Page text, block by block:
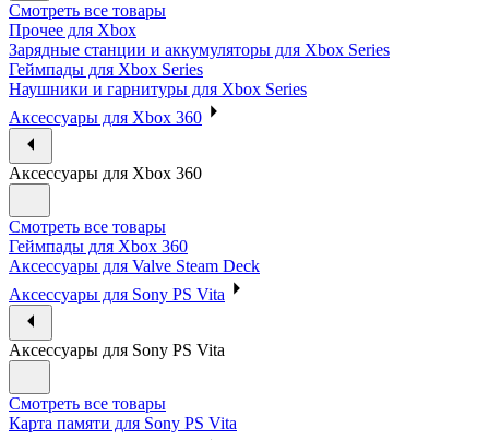
Смотреть все товары
Прочее для Xbox
Зарядные станции и аккумуляторы для Xbox Series
Геймпады для Xbox Series
Наушники и гарнитуры для Xbox Series
Аксессуары для Xbox 360
Аксессуары для Xbox 360
Смотреть все товары
Геймпады для Xbox 360
Аксессуары для Valve Steam Deck
Аксессуары для Sony PS Vita
Аксессуары для Sony PS Vita
Смотреть все товары
Карта памяти для Sony PS Vita